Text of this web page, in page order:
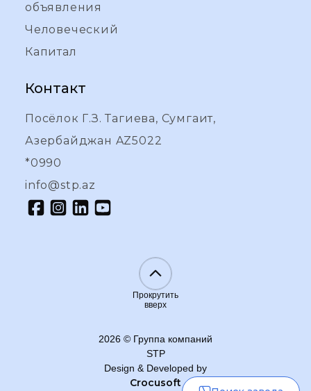
объявления
Человеческий
Капитал
Контакт
Посёлок Г.З. Тагиева, Сумгаит,
Азербайджан AZ5022
*0990
info@stp.az
Прокрутить
вверх
2026 © Группа компаний
STP
Design & Developed by
Crocusoft